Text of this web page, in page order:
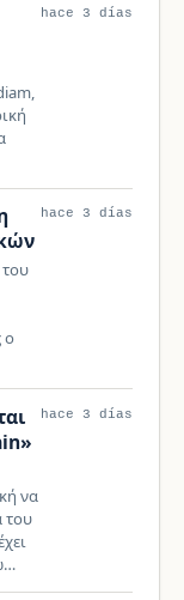
hace 3 días
ο
hace 3 días
να
του
hace 3 días